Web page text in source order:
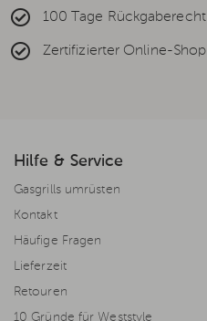
100 Tage Rückgaberecht
Zertifizierter Online-Shop
Hilfe & Service
Gasgrills umrüsten
Kontakt
Häufige Fragen
Lieferzeit
Retouren
10 Gründe für Weststyle